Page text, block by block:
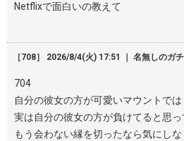
Netflixで面白いの教えて
［708］ 2026/8/4(火) 17:51 ｜ 名無しのガ
704
自分の彼女の方が可愛いマウントでは
実は自分の彼女の方が負けてると思
もう会わない縁を切ったなら気にし